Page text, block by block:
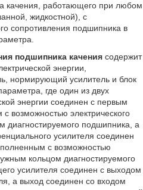
качения, работающего при любом
жидкостной), с
сопротивления подшипника в
подшипника качениясодержит
энергии,
нормирующий усилитель и блок
где один из двух
энергии соединен с первым
возможностью электрического
диагностируемого подшипника, а
усилителя соединен
с возможностью
кольцом диагностируемого
усилителя соединен с выходом
а выход соединен со входом